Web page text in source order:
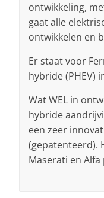
ontwikkeling,
gaat alle
ontwikkelen en
Er staat voor
hybride (PHEV)
Wat WEL in
hybride
een zeer
(gepatenteerd).
Maserati en